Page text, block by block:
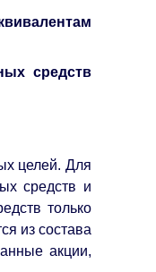
средств
целей. Для
средств и
только
из состава
акции,